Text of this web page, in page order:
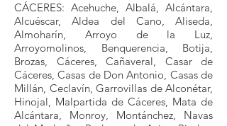
CÁCERES: Acehuche, Albalá, Alcántara,
Alcuéscar, Aldea del Cano, Aliseda,
Almoharín, Arroyo de la Luz,
Arroyomolinos, Benquerencia, Botija,
Brozas, Cáceres, Cañaveral, Casar de
Cáceres, Casas de Don Antonio, Casas de
Millán, Ceclavín, Garrovillas de Alconétar,
Hinojal, Malpartida de Cáceres, Mata de
Alcántara, Monroy, Montánchez, Navas